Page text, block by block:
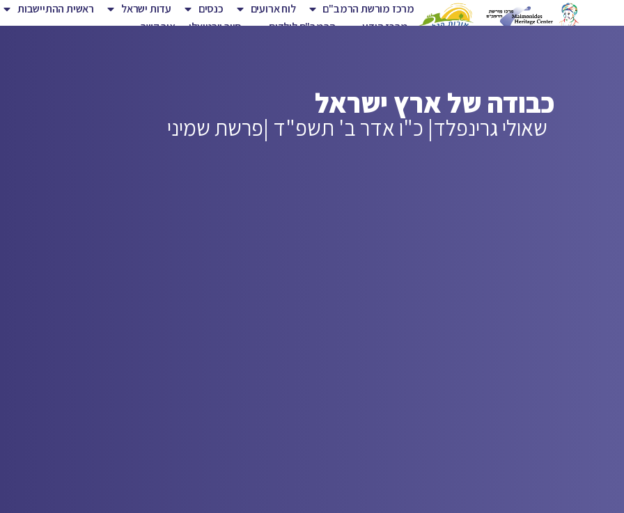
מרכז מורשת הרמב"ם לוח ארועים כנסים עדות ישראל
ראשית ההתיישבות
מרכז הידע
הרמב"ם לילדים סיור וירטואלי צור קשר
כבודה של ארץ ישראל
שאולי גרינפלד| כ"ו אדר ב' תשפ"ד |פרשת שמיני